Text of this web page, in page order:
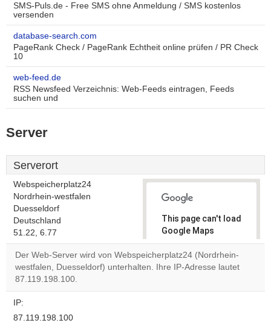
SMS-Puls.de - Free SMS ohne Anmeldung / SMS kostenlos
versenden
database-search.com
PageRank Check / PageRank Echtheit online prüfen / PR Check
10
web-feed.de
RSS Newsfeed Verzeichnis: Web-Feeds eintragen, Feeds
suchen und
Server
Serverort
Webspeicherplatz24
Nordrhein-westfalen
Duesseldorf
Deutschland
51.22, 6.77
This page can't load
Google Maps
correctly.
Do you
Der Web-Server wird von Webspeicherplatz24 (Nordrhein-
westfalen, Duesseldorf) unterhalten. Ihre IP-Adresse lautet
87.119.198.100.
IP:
87.119.198.100